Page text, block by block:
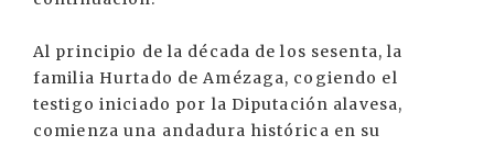
Al principio de la década de los sesenta, la
familia Hurtado de Amézaga, cogiendo el
testigo iniciado por la Diputación alavesa,
comienza una andadura histórica en su